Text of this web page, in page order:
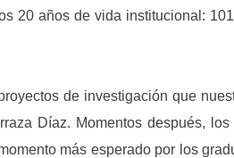
20 años de vida institucional:
de investigación que
Díaz. Momentos después,
más esperado por los